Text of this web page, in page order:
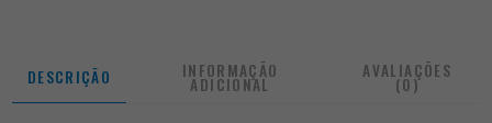
DESCRIÇÃO INFORMAÇÃO
ADICIONAL
AVALIAÇÕES
(0)